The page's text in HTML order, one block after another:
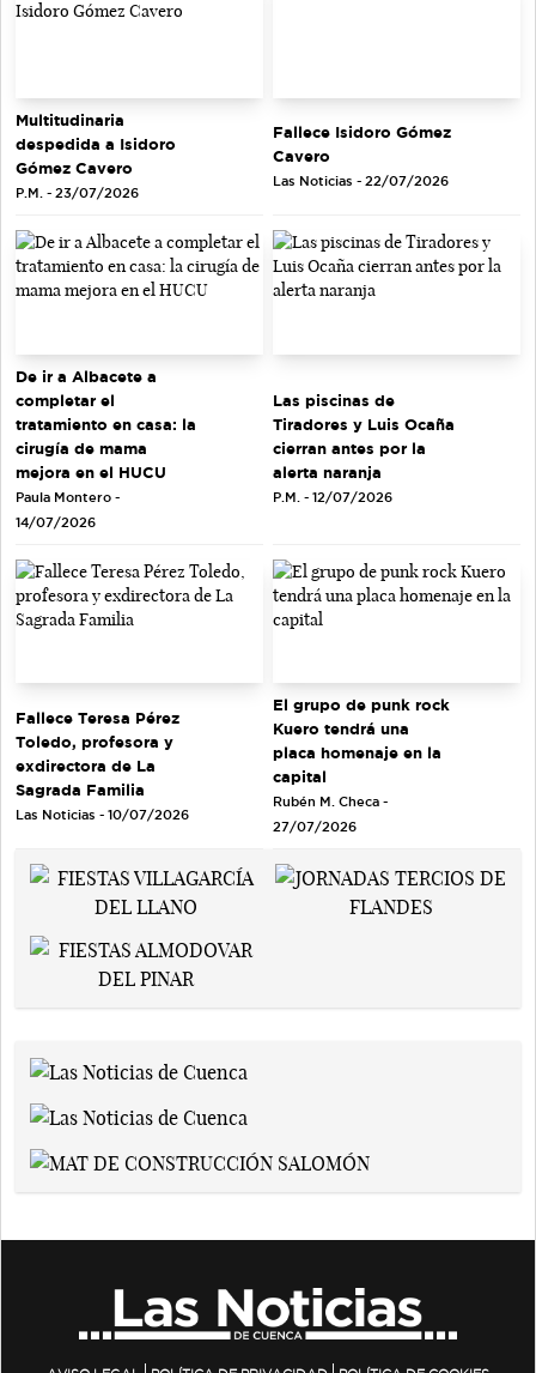
Multitudinaria
despedida a Isidoro
Gómez Cavero
P.M. - 23/07/2026
Fallece Isidoro Gómez
Cavero
Las Noticias - 22/07/2026
De ir a Albacete a
completar el
tratamiento en casa: la
cirugía de mama
mejora en el HUCU
Paula Montero -
14/07/2026
Las piscinas de
Tiradores y Luis Ocaña
cierran antes por la
alerta naranja
P.M. - 12/07/2026
Fallece Teresa Pérez
Toledo, profesora y
exdirectora de La
Sagrada Familia
Las Noticias - 10/07/2026
El grupo de punk rock
Kuero tendrá una
placa homenaje en la
capital
Rubén M. Checa -
27/07/2026